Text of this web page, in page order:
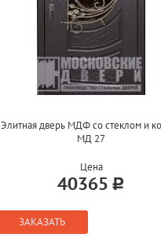
Элитная дверь МДФ со стеклом и
МД 27
Цена
40365
ЗАКАЗАТЬ